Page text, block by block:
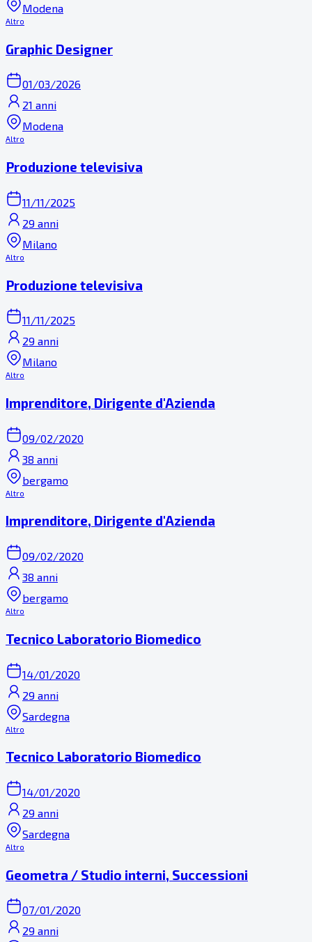
Modena
Altro
Graphic Designer
01/03/2026
21 anni
Modena
Altro
Produzione televisiva
11/11/2025
29 anni
Milano
Altro
Produzione televisiva
11/11/2025
29 anni
Milano
Altro
Imprenditore, Dirigente d'Azienda
09/02/2020
38 anni
bergamo
Altro
Imprenditore, Dirigente d'Azienda
09/02/2020
38 anni
bergamo
Altro
Tecnico Laboratorio Biomedico
14/01/2020
29 anni
Sardegna
Altro
Tecnico Laboratorio Biomedico
14/01/2020
29 anni
Sardegna
Altro
Geometra / Studio interni, Successioni
07/01/2020
29 anni